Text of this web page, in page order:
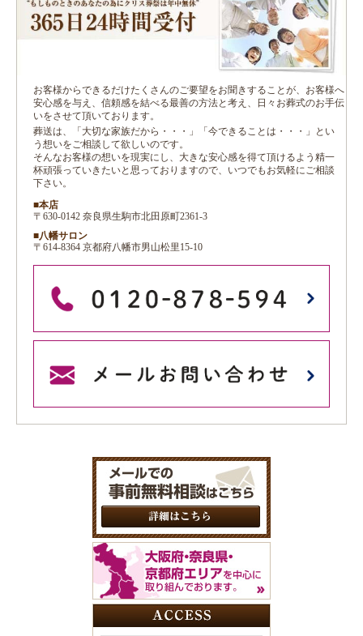
お客様からできるだけたくさんのご要望をお聞きすることが、お客様へ
安心感を与え、信頼感を結べる最善の方法と考え、日々お葬式のお手伝
いをさせて頂いております。
葬送は、「大切な家族だから・・・」「今できることは・・・」とい
う想いをご相談して欲しいのです。
そんなお客様の想いを現実にし、大きな安心感を得て頂けるよう精一
杯頑張っていきたいと思っておりますので、いつでもお気軽にご相談
下さい。
■本店
〒630-0142 奈良県生駒市北田原町2361-3
■八幡サロン
〒614-8364 京都府八幡市男山松里15-10